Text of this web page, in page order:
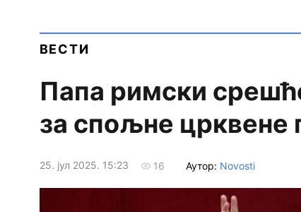
ВЕСТИ
Папа римски
за спољне црквене
25. јул 2025. 15:23 16 Аутор: Novosti